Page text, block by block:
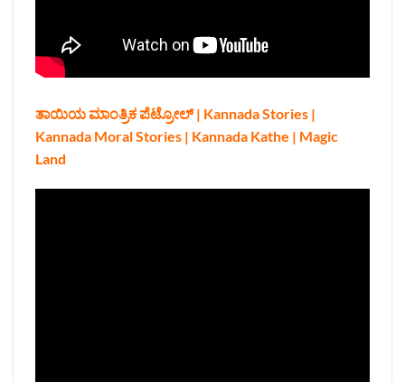
ತಾಯಿಯ ಮಾಂತ್ರಿಕ ಪೆಟ್ರೋಲ್ | Kannada Stories |
Kannada Moral Stories | Kannada Kathe | Magic
Land